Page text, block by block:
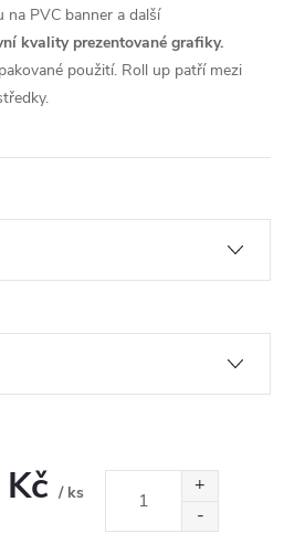
PVC banner a další
kvality prezentované grafiky.
použití. Roll up patří mezi
/ ks